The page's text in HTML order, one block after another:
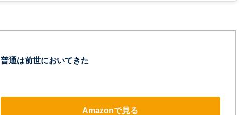
普通は前世においてきた
Amazonで見る